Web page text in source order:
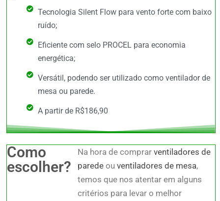
Tecnologia Silent Flow para vento forte com baixo
ruído;
Eficiente com selo PROCEL para economia
energética;
Versátil, podendo ser utilizado como ventilador de
mesa ou parede.
A partir de R$186,90
Como
escolher?
Na hora de comprarventiladores de
parede ouventiladores de mesa,
temos que nos atentar em alguns
critérios para levar o melhor